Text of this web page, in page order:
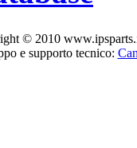
© 2010
e supporto tecnico: